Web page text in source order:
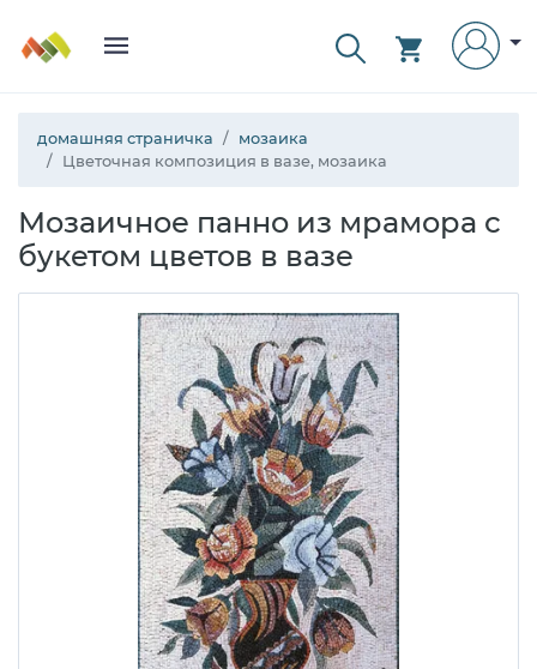
домашняя страничка
мозаика
Цветочная композиция в вазе, мозаика
Мозаичное панно из мрамора с
букетом цветов в вазе